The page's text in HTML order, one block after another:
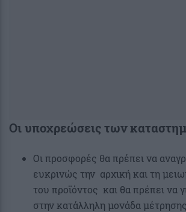
Οι υποχρεώσεις των
Οι προσφορές θα πρέπει να
ευκρινώς την αρχική και τη
του προϊόντος και θα πρέπει να
στην κατάλληλη μονάδα